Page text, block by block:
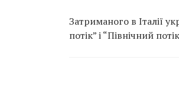
Затриманого в Італії
потік” і “Північний